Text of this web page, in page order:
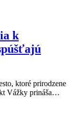
k
ktoré prirodzene
Vážky prináša…